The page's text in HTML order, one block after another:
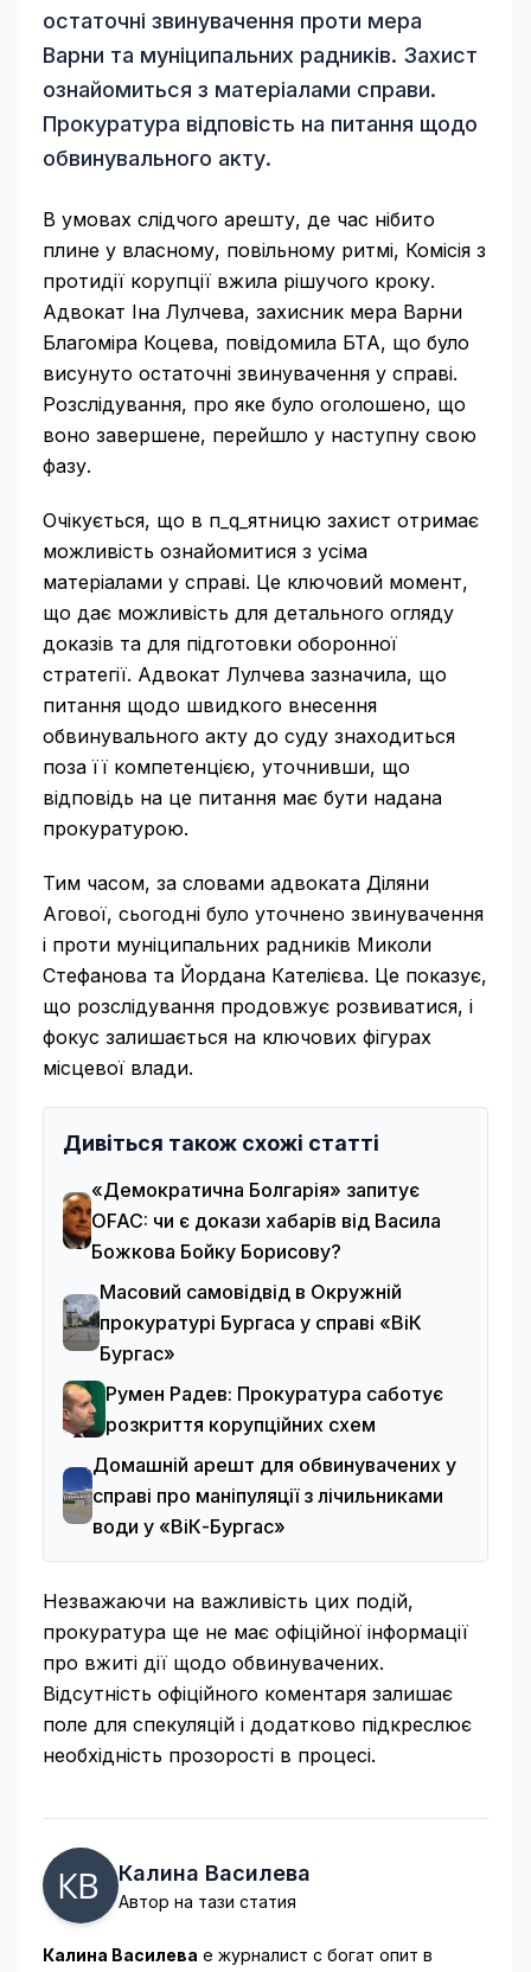
остаточні звинувачення проти мера
Варни та муніципальних радників. Захист
ознайомиться з матеріалами справи.
Прокуратура відповість на питання щодо
обвинувального акту.
В умовах слідчого арешту, де час нібито
плине у власному, повільному ритмі, Комісія з
протидії корупції вжила рішучого кроку.
Адвокат Іна Лулчева, захисник мера Варни
Благоміра Коцева, повідомила БТА, що було
висунуто остаточні звинувачення у справі.
Розслідування, про яке було оголошено, що
воно завершене, перейшло у наступну свою
фазу.
Очікується, що в п_q_ятницю захист отримає
можливість ознайомитися з усіма
матеріалами у справі. Це ключовий момент,
що дає можливість для детального огляду
доказів та для підготовки оборонної
стратегії. Адвокат Лулчева зазначила, що
питання щодо швидкого внесення
обвинувального акту до суду знаходиться
поза її компетенцією, уточнивши, що
відповідь на це питання має бути надана
прокуратурою.
Тим часом, за словами адвоката Діляни
Агової, сьогодні було уточнено звинувачення
і проти муніципальних радників Миколи
Стефанова та Йордана Кателієва. Це показує,
що розслідування продовжує розвиватися, і
фокус залишається на ключових фігурах
місцевої влади.
Дивіться також схожі статті
«Демократична Болгарія» запитує
OFAC: чи є докази хабарів від Васила
Божкова Бойку Борисову?
Масовий самовідвід в Окружній
прокуратурі Бургаса у справі «ВіК
Бургас»
Румен Радев: Прокуратура саботує
розкриття корупційних схем
Домашній арешт для обвинувачених у
справі про маніпуляції з лічильниками
води у «ВіК-Бургас»
Незважаючи на важливість цих подій,
прокуратура ще не має офіційної інформації
про вжиті дії щодо обвинувачених.
Відсутність офіційного коментаря залишає
поле для спекуляцій і додатково підкреслює
необхідність прозорості в процесі.
Калина Василева
Автор на тази статия
Калина Василева е журналист с богат опит в